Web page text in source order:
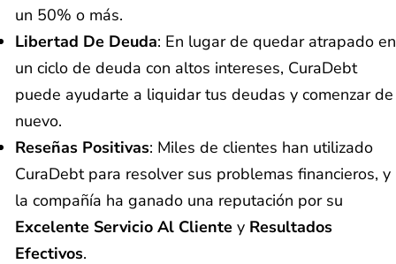
un 50% o más.
Libertad De Deuda: En lugar de quedar atrapado en
un ciclo de deuda con altos intereses, CuraDebt
puede ayudarte a liquidar tus deudas y comenzar de
nuevo.
Reseñas Positivas: Miles de clientes han utilizado
CuraDebt para resolver sus problemas financieros, y
la compañía ha ganado una reputación por su
Excelente Servicio Al Cliente y Resultados
Efectivos.